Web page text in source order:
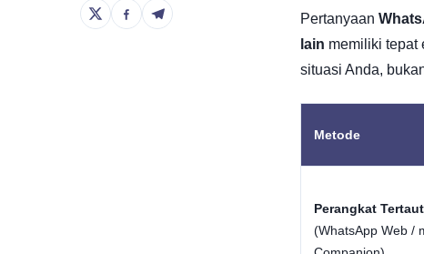
Pertanyaan
lain memiliki tepat
situasi Anda,
Metode
Perangkat Tertaut
(WhatsApp Web /